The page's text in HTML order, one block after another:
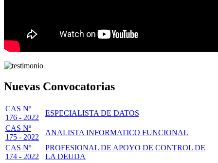
Nuevas Convocatorias
CAS Nº
176 - 2022
ESPECIALISTA DE DATOS
CAS Nº
175 - 2022
ANALISTA INFORMATICO FUNCIONAL
CAS Nº
174 - 2022
PROFESIONAL DE APOYO DE CONTROL DE
LA DEUDA